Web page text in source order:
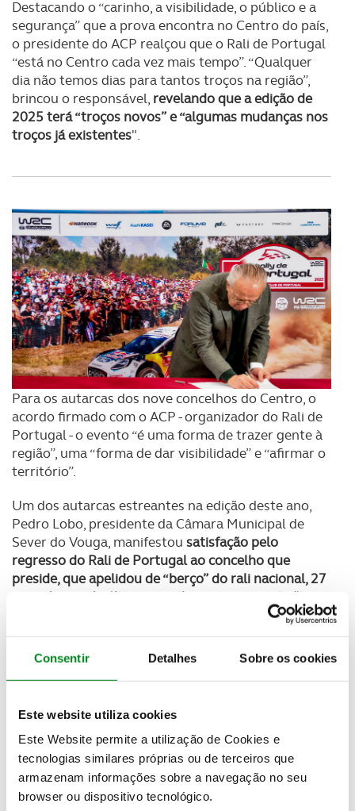
Consentir Detalhes Sobre os cookies
Este website utiliza cookies
Este Website permite a utilização de Cookies e
tecnologias similares próprias ou de terceiros que
armazenam informações sobre a navegação no seu
browser ou dispositivo tecnológico.
Destacando o “carinho, a visibilidade, o público e a
segurança” que a prova encontra no Centro do país,
o presidente do ACP realçou que o Rali de Portugal
“está no Centro cada vez mais tempo”. “Qualquer
dia não temos dias para tantos troços na região”,
brincou o responsável, revelando que a edição de
2025 terá “troços novos” e “algumas mudanças nos
troços já existentes".
Para os autarcas dos nove concelhos do Centro, o
acordo firmado com o ACP - organizador do Rali de
Portugal - o evento “é uma forma de trazer gente à
região”, uma “forma de dar visibilidade” e “afirmar o
território”.
Um dos autarcas estreantes na edição deste ano,
Pedro Lobo, presidente da Câmara Municipal de
Sever do Vouga, manifestou satisfação pelo
regresso do Rali de Portugal ao concelho que
preside, que apelidou de “berço” do rali nacional, 27
anos depois da última corrida para a competição
"Só por isto já valeu a pena ser presidente de
câmara", disse.
O Rali de Portugal faz parte do ADN de quem
nasceu na região Centro”, salientou ainda Anabela
Portugal, lembrando que, em 2024, o Rali de
Portugal contribuiu para que a média de dormidas
no Centro subisse para 1,8 dias nos dias da prova,
“um número muito bom, já que a média [da região]
se situa um pouco abaixo”. “Estou certa que com a